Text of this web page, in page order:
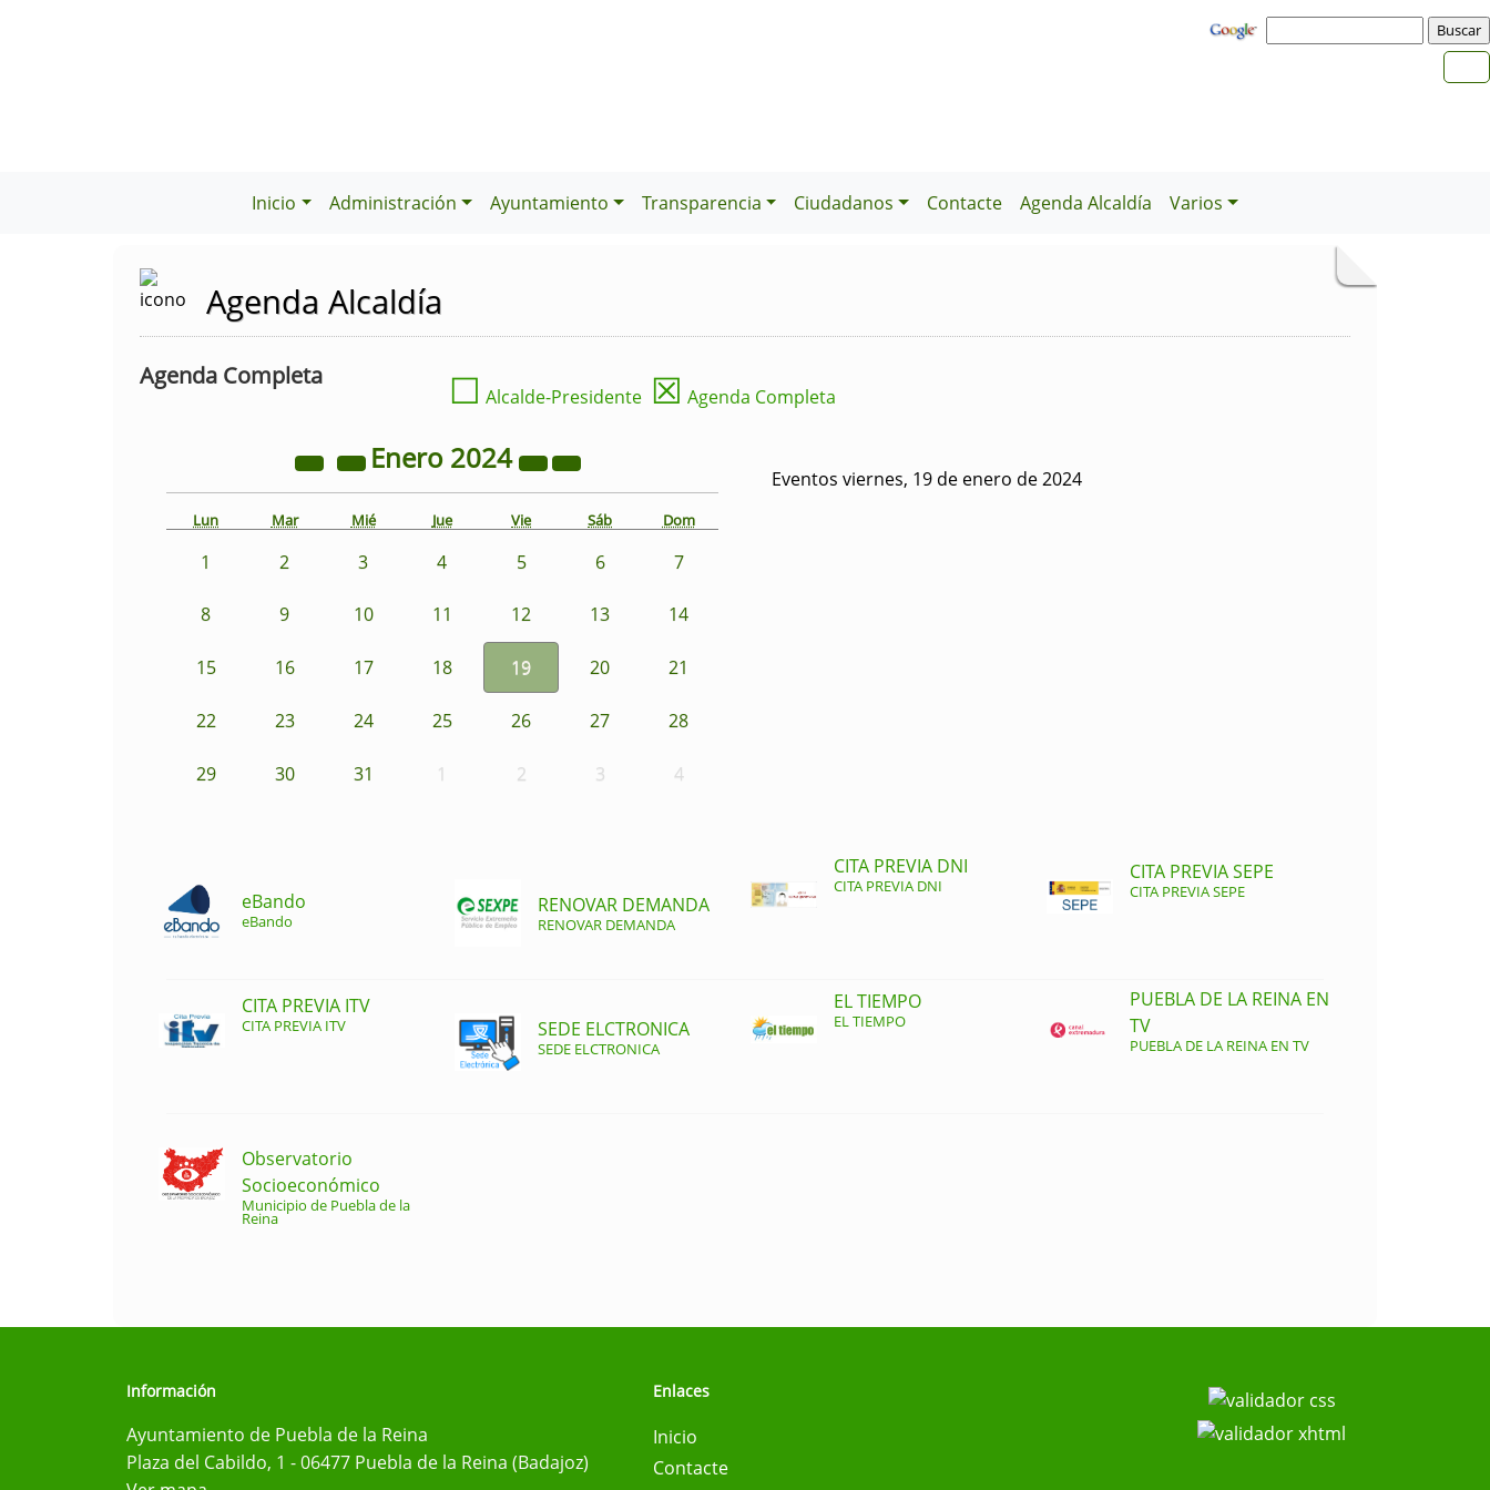
Inicio Administración Ayuntamiento Transparencia Ciudadanos Contacte Agenda Alcaldía Varios
Agenda Alcaldía
Agenda Completa ☐ Alcalde-Presidente ☒ Agenda Completa
Enero 2024
Lun Mar Mié Jue Vie Sáb Dom
1 2 3 4 5 6 7
8 9 10 11 12 13 14
15 16 17 18 19 20 21
22 23 24 25 26 27 28
29 30 31 1 2 3 4
Eventos viernes, 19 de enero de 2024
eBando
eBando
RENOVAR DEMANDA
RENOVAR DEMANDA
CITA PREVIA DNI
CITA PREVIA DNI
CITA PREVIA SEPE
CITA PREVIA SEPE
CITA PREVIA ITV
CITA PREVIA ITV SEDE ELCTRONICA
SEDE ELCTRONICA
EL TIEMPO
EL TIEMPO
PUEBLA DE LA REINA EN
TV
PUEBLA DE LA REINA EN TV
Observatorio
Socioeconómico
Municipio de Puebla de la
Reina
Información
Ayuntamiento de Puebla de la Reina
Plaza del Cabildo, 1 - 06477 Puebla de la Reina (Badajoz)
Enlaces
Inicio
Contacte